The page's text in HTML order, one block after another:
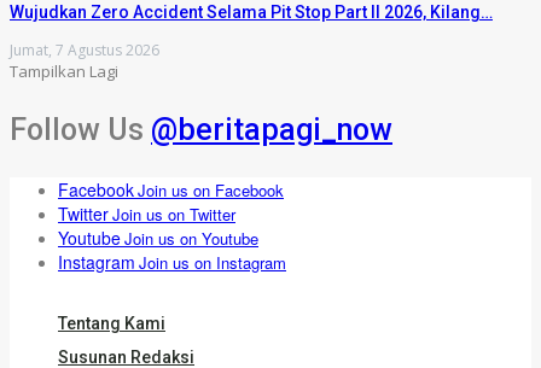
Wujudkan Zero Accident Selama Pit Stop Part II 2026, Kilang…
Jumat, 7 Agustus 2026
Tampilkan Lagi
Follow Us @beritapagi_now
FacebookJoin us on Facebook
TwitterJoin us on Twitter
YoutubeJoin us on Youtube
Instagram Join us on Instagram
Tentang Kami
Susunan Redaksi